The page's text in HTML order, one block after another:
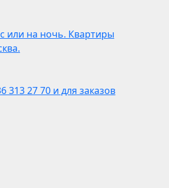
или на ночь. Квартиры
313 27 70 и для заказов